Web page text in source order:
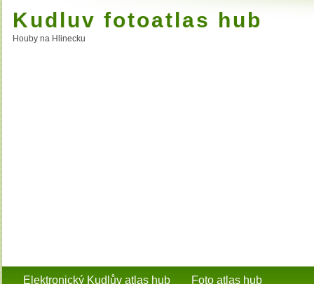
Kudluv fotoatlas hub
Houby na Hlinecku
Elektronický Kudlův atlas hub Foto atlas hub